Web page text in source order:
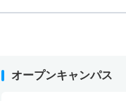
オープンキャンパス